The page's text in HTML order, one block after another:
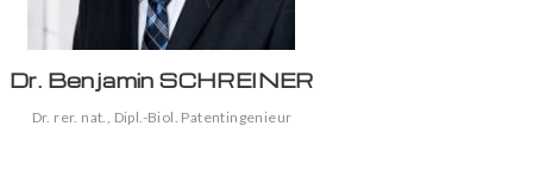
Dr. Benjamin SCHREINER
Dr. rer. nat., Dipl.-Biol. Patentingenieur